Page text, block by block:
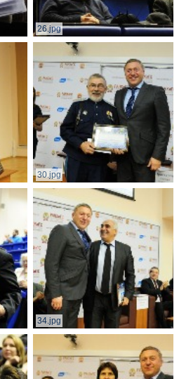
26.jpg
30.jpg
34.jpg